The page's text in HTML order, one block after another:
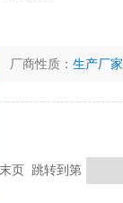
厂商性质：生产厂家
页 跳转到第